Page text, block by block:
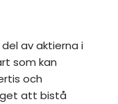
av aktierna i
som kan
och
att bistå